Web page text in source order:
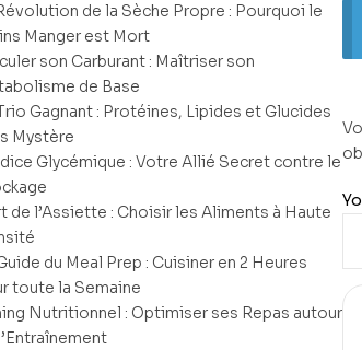
de la Sèche Propre : Pourquoi le
Manger est Mort
son Carburant : Maîtriser son
de Base
Gagnant : Protéines, Lipides et Glucides
Mystère
Glycémique : Votre Allié Secret contre le
de l’Assiette : Choisir les Aliments à Haute
du Meal Prep : Cuisiner en 2 Heures
toute la Semaine
Nutritionnel : Optimiser ses Repas autour